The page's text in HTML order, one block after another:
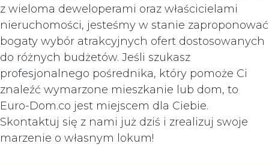
z wieloma deweloperami oraz właścicielami
nieruchomości, jesteśmy w stanie zaproponować
bogaty wybór atrakcyjnych ofert dostosowanych
do różnych budżetów. Jeśli szukasz
profesjonalnego pośrednika, który pomoże Ci
znaleźć wymarzone mieszkanie lub dom, to
Euro-Dom.co jest miejscem dla Ciebie.
Skontaktuj się z nami już dziś i zrealizuj swoje
marzenie o własnym lokum!